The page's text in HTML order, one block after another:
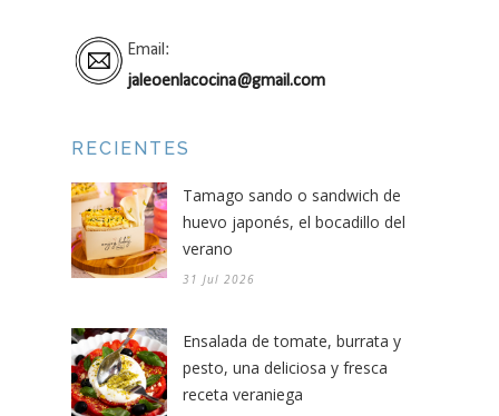
Email:
jaleoenlacocina@gmail.com
RECIENTES
Tamago sando o sandwich de
huevo japonés, el bocadillo del
verano
31 Jul 2026
Ensalada de tomate, burrata y
pesto, una deliciosa y fresca
receta veraniega